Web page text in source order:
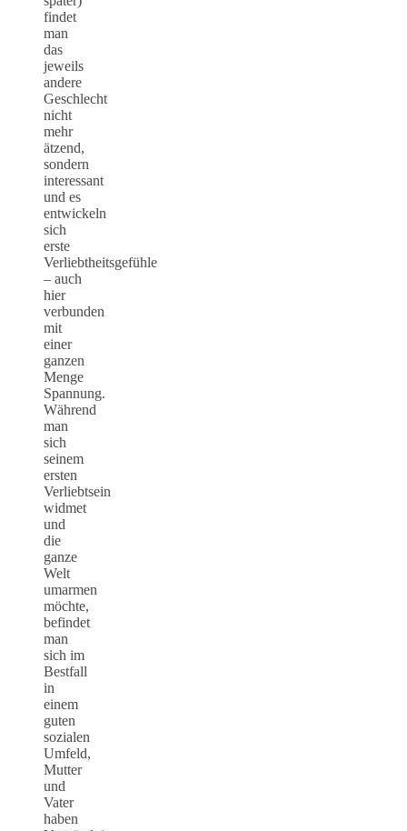
findet
man
das
jeweils
andere
Geschlecht
nicht
mehr
ätzend,
sondern
interessant
und es
entwickeln
sich
erste
Verliebtheitsgefühle
– auch
hier
verbunden
mit
einer
ganzen
Menge
Spannung.
Während
man
sich
seinem
ersten
Verliebtsein
widmet
und
die
ganze
Welt
umarmen
möchte,
befindet
man
sich im
Bestfall
in
einem
guten
sozialen
Umfeld,
Mutter
und
Vater
haben